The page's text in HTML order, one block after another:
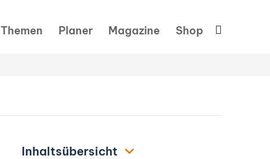
Themen Planer Magazine Shop Suchen
Inhaltsübersicht